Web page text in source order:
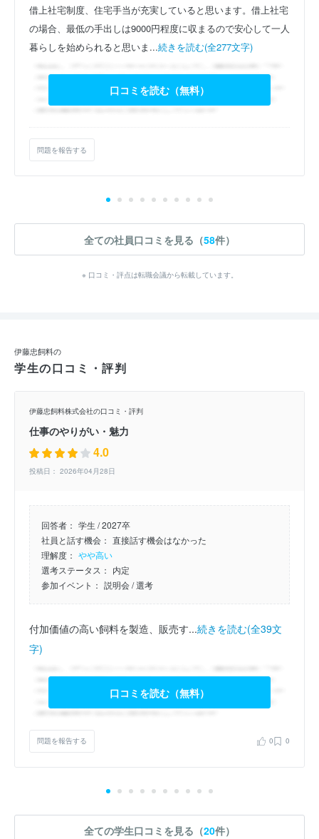
借上社宅制度、住宅手当が充実していると思います。借上社宅
の場合、最低の手出しは9000円程度に収まるので安心して一人
暮らしを始められると思いま...続きを読む(全277文字)
口コミを読む（無料）
問題を報告する
全ての社員口コミを見る（58件）
※ 口コミ・評点は転職会議から転載しています。
伊藤忠飼料の
学生の口コミ・評判
伊藤忠飼料株式会社の口コミ・評判
仕事のやりがい・魅力
4.0
投稿日： 2026年04月28日
回答者： 学生 / 2027卒
社員と話す機会： 直接話す機会はなかった
理解度： やや高い
選考ステータス： 内定
参加イベント： 説明会/ 選考
付加価値の高い飼料を製造、販売す...続きを読む(全39文
字)
口コミを読む（無料）
問題を報告する 0 0
全ての学生口コミを見る（20件）